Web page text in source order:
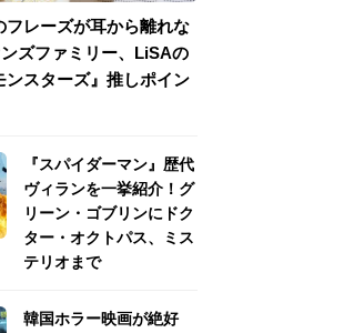
フレーズが耳から離れな
ズファミリー、LiSAの
ンスターズ』推しポイン
『スパイダーマン』歴代
ヴィランを一挙紹介！グ
リーン・ゴブリンにドク
ター・オクトパス、ミス
テリオまで
韓国ホラー映画が絶好